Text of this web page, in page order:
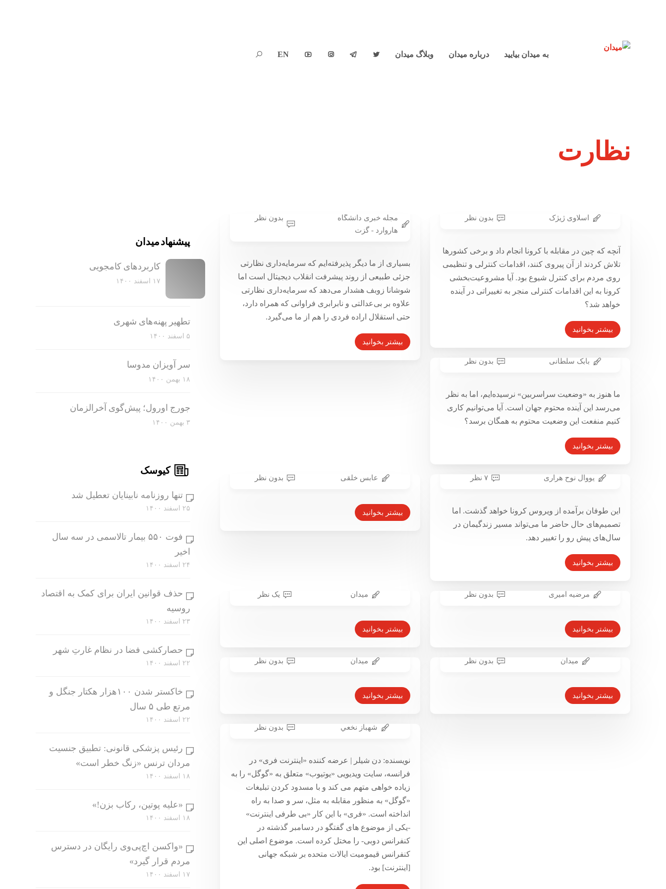
به میدان بیایید درباره میدان وبلاگ میدان 



EN

نظارت
فناوری برتر شما را می‌پاید
۱۲ شهریور ۱۳۹۹
مجله خبری دانشگاه
هاروارد - گزت
بدون نظر
بسیاری از ما دیگر پذیرفته‌ایم که سرمایه‌داری نظارتی
جزئی طبیعی از روند پیشرفت انقلاب دیجیتال است اما
شوشانا زوبف هشدار می‌دهد که سرمایه‌داری نظارتی
علاوه بر بی‌عدالتی و نابرابری فراوانی که همراه دارد،
حتی استقلال اراده فردی را هم از ما می‌گیرد.
بیشتر بخوانید
۱ مرداد ۱۳۹۹
اسلاوی ژیژک بدون نظر
آنچه که چین در مقابله با کرونا انجام داد و برخی کشورها
تلاش کردند از آن پیروی کنند، اقدامات کنترلی و تنظیمی
روی مردم برای کنترل شیوع بود. آیا مشروعیت‌بخشی
کرونا به این اقدامات کنترلی منجر به تغییراتی در آینده
خواهد شد؟
بیشتر بخوانید
فکری برای آینده؛ نظارت عمومی
فراگیر
۱۷ خرداد ۱۳۹۹
بابک سلطانی بدون نظر
ما هنوز به «وضعیت سراسربین» نرسیده‌ایم، اما به نظر
می‌رسد این آینده محتوم جهان است. آیا می‌توانیم کاری
کنیم منفعت این وضعیت محتوم به همگان برسد؟
بیشتر بخوانید
ما همه اهالی هستیم
عابس خلقی بدون نظر
بیشتر بخوانید ۱۲ فروردین ۱۳۹۹
یووال نوح هراری ۷ نظر
این طوفان برآمده از ویروس کرونا خواهد گذشت. اما
تصمیم‌های حال حاضر ما می‌تواند مسیر زندگیمان در
سال‌های پیش رو را تغییر دهد.
بیشتر بخوانید
میدان یک نظر
بیشتر بخوانید
مرضیه امیری بدون نظر
بیشتر بخوانید
میدان بدون نظر
بیشتر بخوانید
میدان بدون نظر
بیشتر بخوانید
کاربران؛ چه کسی بر اینترنت حکم
خواهد راند؟
۱۸ شهریور ۱۳۹۳
شهباز نخعي بدون نظر
نویسنده: دن شیلر | عرضه کننده «اینترنت فری» در
فرانسه، سایت ویدیویی «یوتیوب» متعلق به «گوگل» را به
زیاده خواهی متهم می کند و با مسدود کردن تبلیغات
«گوگل» به منظور مقابله به مثل، سر و صدا به راه
انداخته است. «فری» با این کار «بی طرفی اینترنت»
-یکی از موضوع های گفتگو در دسامبر گذشته در
کنفرانس دوبی- را مختل کرده است. موضوع اصلی این
کنفرانس قیمومیت ایالات متحده بر شبکه جهانی
[اینترنت] بود.
پیشنهاد میدان
کاربرد‌های کامجویی
۱۷ اسفند ۱۴۰۰
تطهیر پهنه‌های شهری
۵ اسفند ۱۴۰۰
سر آویزان مدوسا
۱۸ بهمن ۱۴۰۰
جورج اورول؛ پیش‌گوی آخرالزمان
۳ بهمن ۱۴۰۰
کیوسک
تنها روزنامه نابینایان تعطیل شد
۲۵ اسفند ۱۴۰۰
فوت ۵۵۰ بیمار تالاسمی در سه سال
اخیر
۲۴ اسفند ۱۴۰۰
حذف قوانین ایران برای کمک به اقتصاد
روسیه
۲۳ اسفند ۱۴۰۰
حصارکشی فضا در نظام غارتِ شهر
۲۲ اسفند ۱۴۰۰
خاکستر شدن ۱۰۰هزار هکتار جنگل و
مرتع طی ۵ سال
۲۲ اسفند ۱۴۰۰
رئیس پزشکی قانونی: تطبیق جنسیت
مردان ترنس «زنگ خطر است»
۱۸ اسفند ۱۴۰۰
«علیه پوتین، رکاب بزن!»
۱۸ اسفند ۱۴۰۰
«واکسن اچ‌پی‌وی رایگان در دسترس
مردم قرار گیرد»
۱۷ اسفند ۱۴۰۰